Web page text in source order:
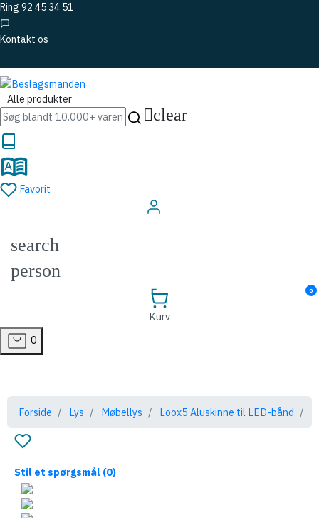
Ring 92 45 34 51
Kontakt os
Alle produkter
clear
Favorit
search
person
0
Kurv
0
Forside Lys Møbellys Loox5 Aluskinne til LED-bånd
Stil et spørgsmål (0)